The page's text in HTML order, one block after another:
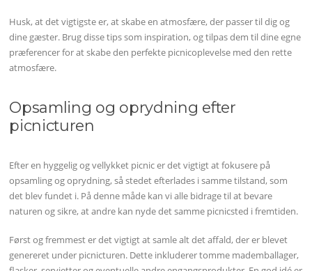
Husk, at det vigtigste er, at skabe en atmosfære, der passer til dig og
dine gæster. Brug disse tips som inspiration, og tilpas dem til dine egne
præferencer for at skabe den perfekte picnicoplevelse med den rette
atmosfære.
Opsamling og oprydning efter
picnicturen
Efter en hyggelig og vellykket picnic er det vigtigt at fokusere på
opsamling og oprydning, så stedet efterlades i samme tilstand, som
det blev fundet i. På denne måde kan vi alle bidrage til at bevare
naturen og sikre, at andre kan nyde det samme picnicsted i fremtiden.
Først og fremmest er det vigtigt at samle alt det affald, der er blevet
genereret under picnicturen. Dette inkluderer tomme mademballager,